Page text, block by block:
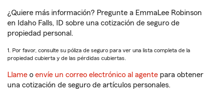
¿Quiere más información? Pregunte a EmmaLee Robinson
en Idaho Falls, ID sobre una cotización de seguro de
propiedad personal.
1. Por favor, consulte su póliza de seguro para ver una lista completa de la
propiedad cubierta y de las pérdidas cubiertas.
Llame o envíe un correo electrónico al agente para obtener
una cotización de seguro de artículos personales.